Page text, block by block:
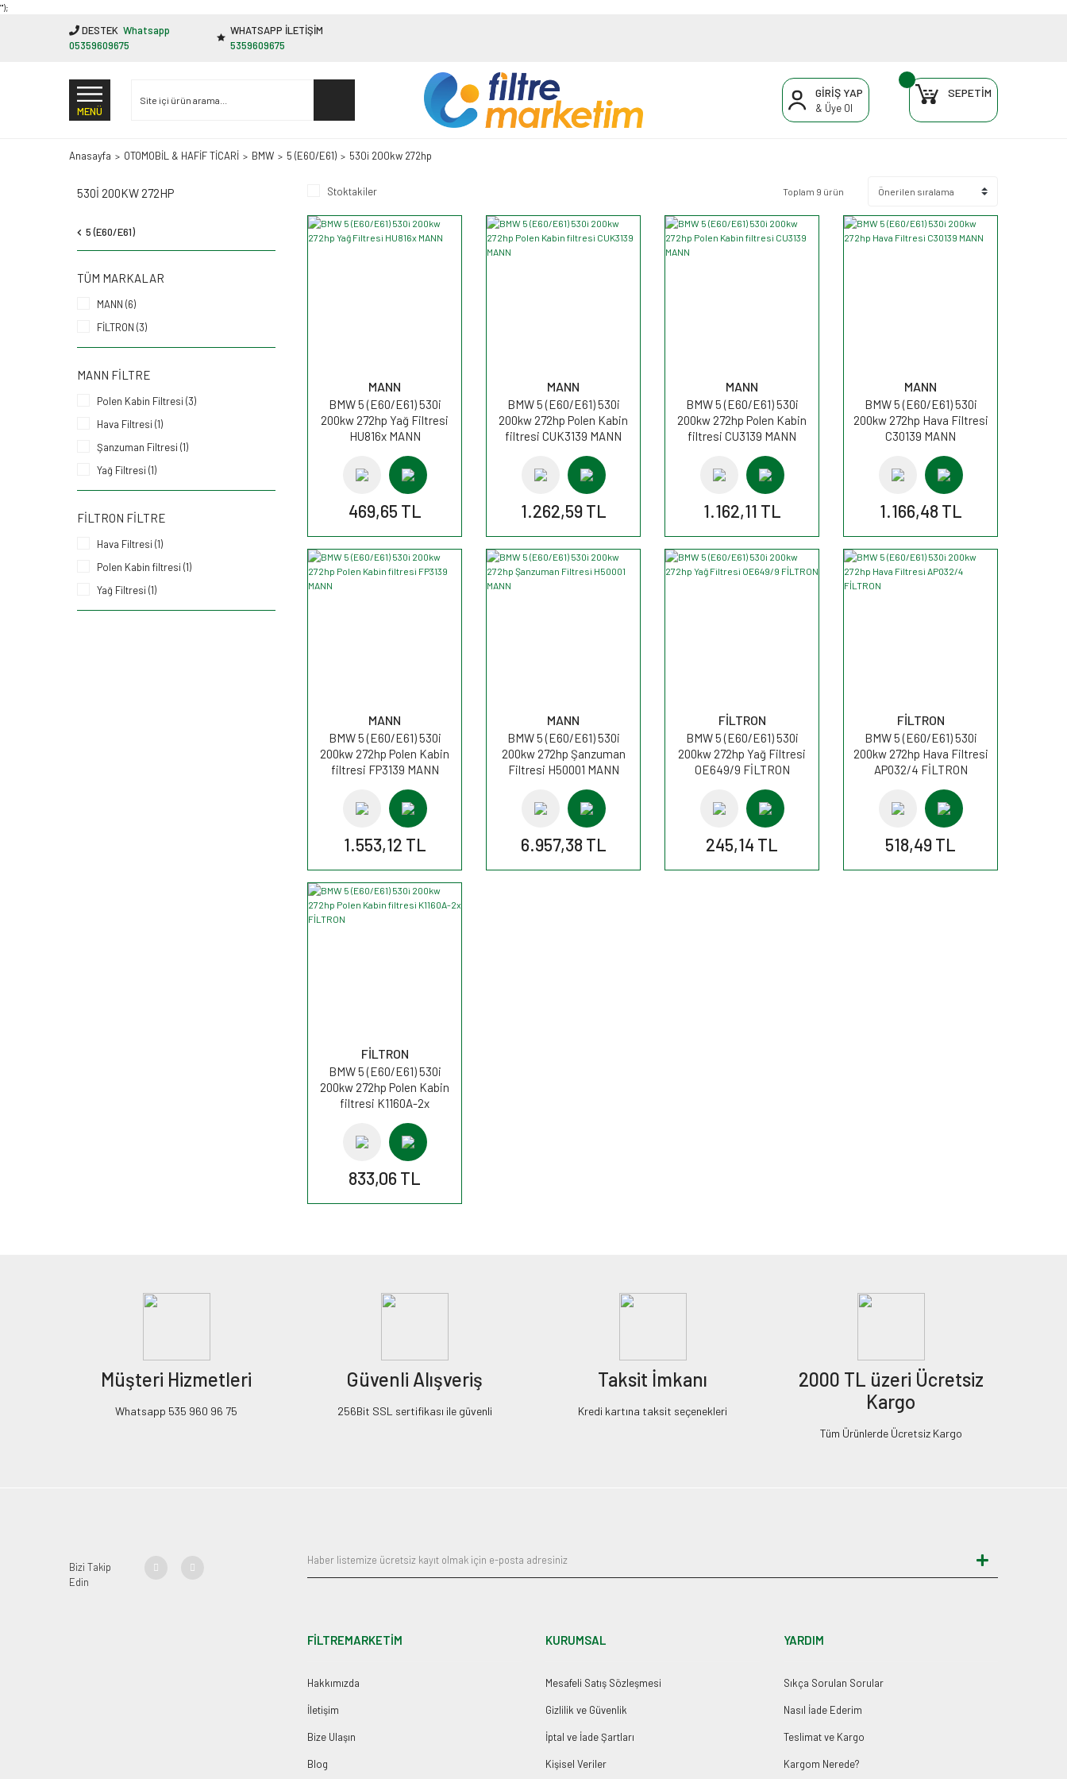
"');
DESTEK Whatsapp
05359609675
WHATSAPP İLETİŞİM
5359609675
MENÜ
GİRİŞ YAP
& Üye Ol
SEPETİM
Anasayfa OTOMOBİL & HAFİF TİCARİ BMW 5 (E60/E61) 530i 200kw 272hp
530I 200KW 272HP
5 (E60/E61)
TÜM MARKALAR
MANN (6)
FİLTRON (3)
MANN FILTRE
Polen Kabin Filtresi (3)
Hava Filtresi (1)
Şanzuman Filtresi (1)
Yağ Filtresi (1)
FILTRON FILTRE
Hava Filtresi (1)
Polen Kabin filtresi (1)
Yağ Filtresi (1)
Stoktakiler Toplam 9 ürün
MANN
BMW 5 (E60/E61) 530i
200kw 272hp Yağ Filtresi
HU816x MANN
469,65 TL
MANN
BMW 5 (E60/E61) 530i
200kw 272hp Polen Kabin
filtresi CUK3139 MANN
1.262,59 TL
MANN
BMW 5 (E60/E61) 530i
200kw 272hp Polen Kabin
filtresi CU3139 MANN
1.162,11 TL
MANN
BMW 5 (E60/E61) 530i
200kw 272hp Hava Filtresi
C30139 MANN
1.166,48 TL
MANN
BMW 5 (E60/E61) 530i
200kw 272hp Polen Kabin
filtresi FP3139 MANN
1.553,12 TL
MANN
BMW 5 (E60/E61) 530i
200kw 272hp Şanzuman
Filtresi H50001 MANN
6.957,38 TL
FİLTRON
BMW 5 (E60/E61) 530i
200kw 272hp Yağ Filtresi
OE649/9 FİLTRON
245,14 TL
FİLTRON
BMW 5 (E60/E61) 530i
200kw 272hp Hava Filtresi
AP032/4 FİLTRON
518,49 TL
FİLTRON
BMW 5 (E60/E61) 530i
200kw 272hp Polen Kabin
filtresi K1160A-2x
833,06 TL
Müşteri Hizmetleri
Whatsapp 535 960 96 75
Güvenli Alışveriş
256Bit SSL sertifikası ile güvenli
Taksit İmkanı
Kredi kartına taksit seçenekleri
2000 TL üzeri Ücretsiz
Kargo
Tüm Ürünlerde Ücretsiz Kargo
Bizi Takip
Edin
FİLTREMARKETİM
Hakkımızda
İletişim
Bize Ulaşın
Blog
KURUMSAL
Mesafeli Satış Sözleşmesi
Gizlilik ve Güvenlik
İptal ve İade Şartları
Kişisel Veriler
YARDIM
Sıkça Sorulan Sorular
Nasıl İade Ederim
Teslimat ve Kargo
Kargom Nerede?